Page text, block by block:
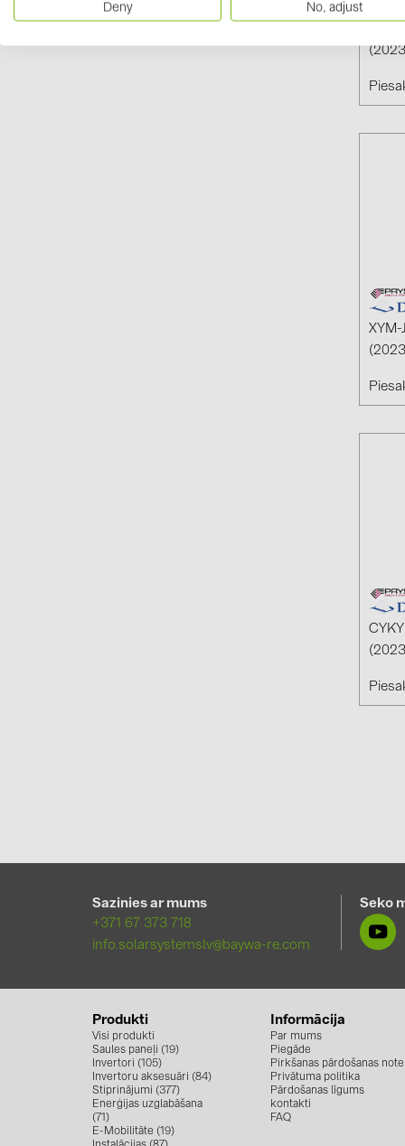
Sazinies ar mums
+371 67 373 718
info.solarsystemslv@baywa-re.com
Seko
Produkti
Visi produkti
Saules paneļi (19)
Invertori (105)
Invertoru aksesuāri (84)
Stiprinājumi (377)
Enerģijas uzglabāšana
(71)
E-Mobilitāte (19)
Informācija
Par mums
Piegāde
Pirkšanas pārdošanas
Privātuma politika
Pārdošanas līgums
kontakti
FAQ
Deny No, adjust